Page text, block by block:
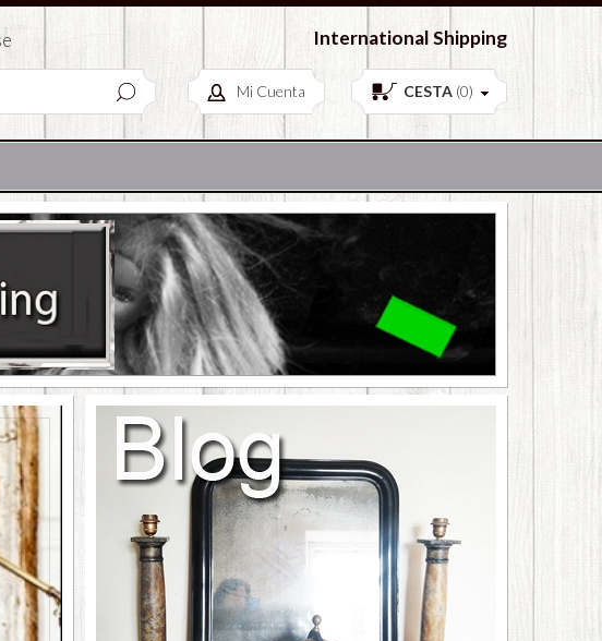
International Shipping
European Antiques & Vintage items
Mi Cuenta CESTA(0)